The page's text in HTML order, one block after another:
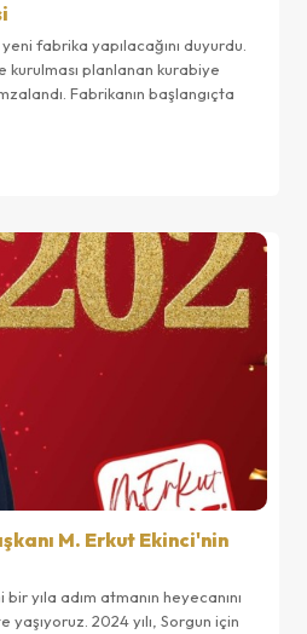
fabrika yapılacağını duyurdu.
kurulması planlanan kurabiye
Fabrikanın başlangıçta
M. Erkut Ekinci'nin
yıla adım atmanın heyecanını
2024 yılı, Sorgun için